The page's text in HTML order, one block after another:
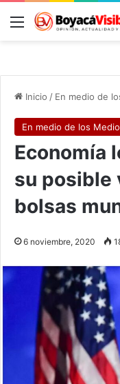
Menú
Inicio / En medio de
En medio de los
Economía
su posible
bolsas
6 noviembre, 2020